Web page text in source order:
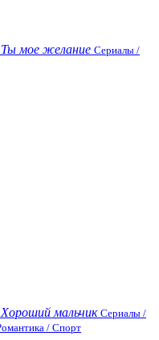
Ты мое желание Сериалы /
Хороший мальчик Сериалы /
/ Спорт